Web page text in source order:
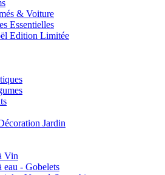
& Voiture
Essentielles
Edition Limitée
Jardin
Vin
eau - Gobelets